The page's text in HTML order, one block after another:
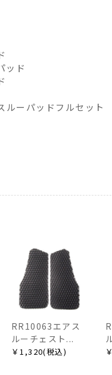
ッド
ルーパッドフルセット
RR10063エアス
ルーチェスト...
￥1,320(税込)